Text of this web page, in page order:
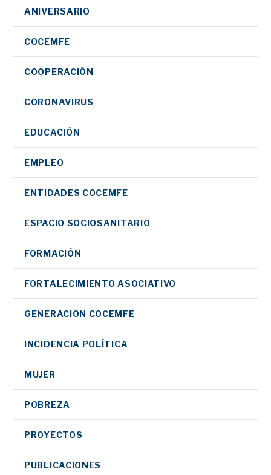
ANIVERSARIO
COCEMFE
COOPERACIÓN
CORONAVIRUS
EDUCACIÓN
EMPLEO
ENTIDADES COCEMFE
ESPACIO SOCIOSANITARIO
FORMACIÓN
FORTALECIMIENTO ASOCIATIVO
GENERACION COCEMFE
INCIDENCIA POLÍTICA
MUJER
POBREZA
PROYECTOS
PUBLICACIONES